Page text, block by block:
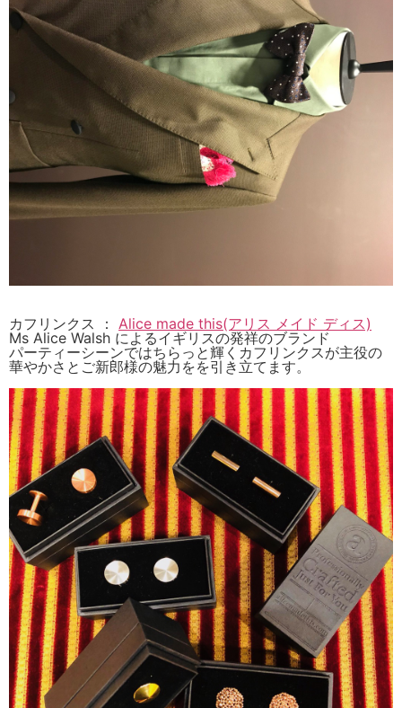
カフリンクス ： Alice made this(アリス メイド ディス)
Ms Alice Walsh によるイギリスの発祥のブランド
パーティーシーンではちらっと輝くカフリンクスが主役の
華やかさとご新郎様の魅力をを引き立てます。